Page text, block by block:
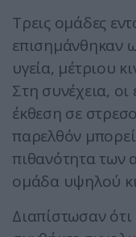
Τρεις ομάδες
επισημάνθηκαν
υγεία, μέτριου
Στη συνέχεια,
έκθεση σε
παρελθόν
πιθανότητα των
ομάδα υψηλού
Διαπίστωσαν